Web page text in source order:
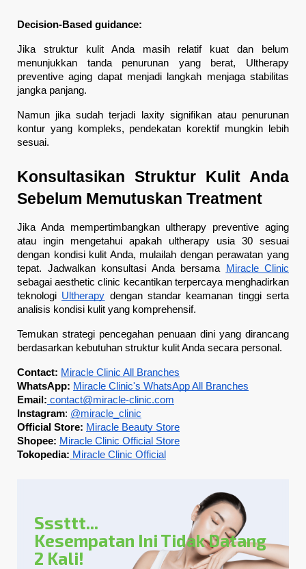
Decision-Based guidance:
Jika struktur kulit Anda masih relatif kuat dan belum
menunjukkan tanda penurunan yang berat, Ultherapy
preventive aging dapat menjadi langkah menjaga stabilitas
jangka panjang.
Namun jika sudah terjadi laxity signifikan atau penurunan
kontur yang kompleks, pendekatan korektif mungkin lebih
sesuai.
Konsultasikan Struktur Kulit Anda
Sebelum Memutuskan Treatment
Jika Anda mempertimbangkan ultherapy preventive aging
atau ingin mengetahui apakah ultherapy usia 30 sesuai
dengan kondisi kulit Anda, mulailah dengan perawatan yang
tepat. Jadwalkan konsultasi Anda bersama
Miracle Clinic
sebagai aesthetic clinic kecantikan terpercaya menghadirkan
teknologi Ultherapy dengan standar keamanan tinggi serta
analisis kondisi kulit yang komprehensif.
Temukan strategi pencegahan penuaan dini yang dirancang
berdasarkan kebutuhan struktur kulit Anda secara personal.
Contact: Miracle Clinic All Branches
WhatsApp: Miracle Clinic's WhatsApp All Branches
Email: contact@miracle-clinic.com
Instagram: @miracle_clinic
Official Store: Miracle Beauty Store
Shopee: Miracle Clinic Official Store
Tokopedia: Miracle Clinic Official
Sssttt...
Kesempatan Ini Tidak Datang
2 Kali!